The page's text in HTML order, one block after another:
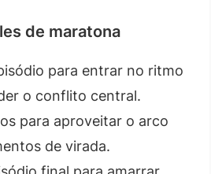
de maratona
para entrar no ritmo
o conflito central.
para aproveitar o arco
de virada.